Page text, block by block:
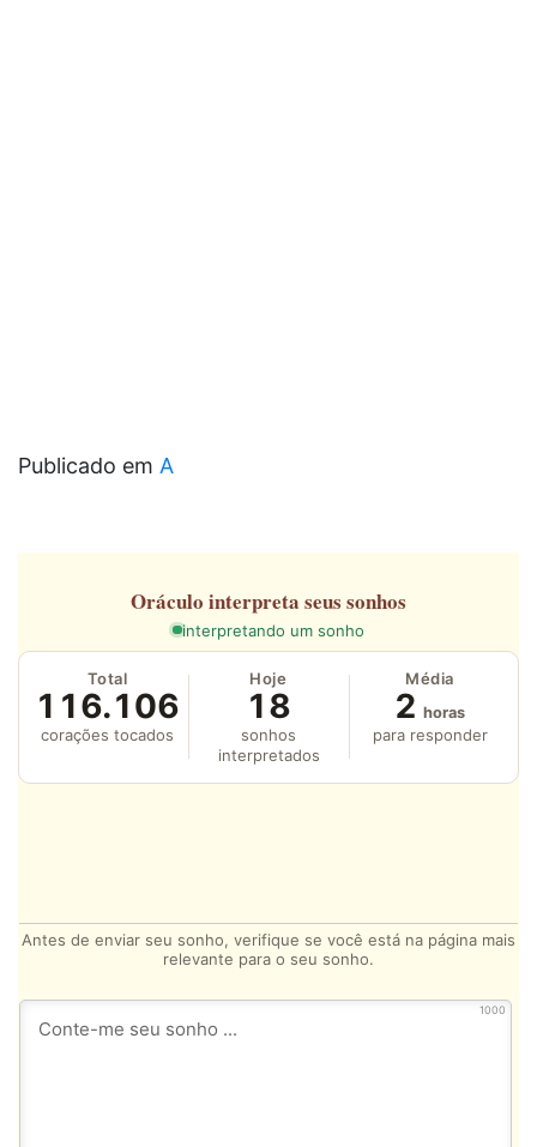
Publicado em A
Oráculo interpreta seus sonhos
interpretando um sonho
Total
116.106
corações tocados
Hoje
18
sonhos
interpretados
Média
2 horas
para responder
Antes de enviar seu sonho, verifique se você está na página mais
relevante para o seu sonho.
1000